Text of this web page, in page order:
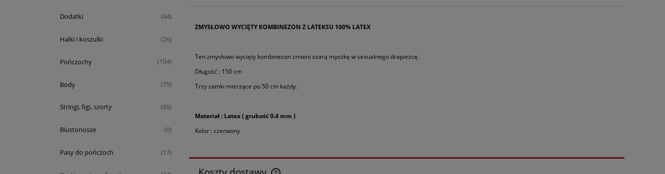
Dodatki (44)
Halki i koszulki (26)
Pończochy (104)
Body (75)
Stringi, figi, szorty (69)
Biustonosze (0)
Pasy do pończoch (17)
ZMYSŁOWO WYCIĘTY KOMBINEZON Z LATEKSU 100% LATEX
Ten zmysłowo wycięty kombinezon zmieni szarą myszkę w sexualnego drapieżcę.
Długość : 150 cm
Trzy zamki mierzące po 50 cm każdy.
Materiał : Latex ( grubość 0.4 mm )
Kolor : czerwony